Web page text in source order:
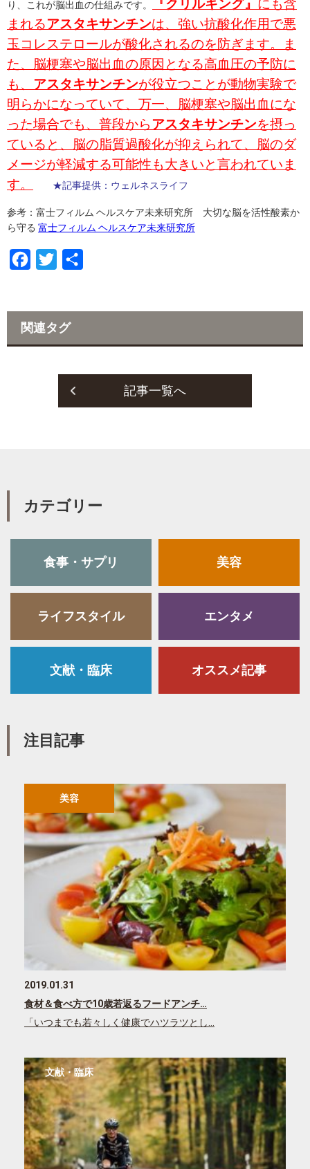
り、これが脳出血の仕組みです。 『クリルキング』 にも含
まれるアスタキサンチンは、強い抗酸化作用で悪
玉コレステロールが酸化されるのを防ぎます。ま
た、脳梗塞や脳出血の原因となる高血圧の予防に
も、 アスタキサンチンが役立つことが動物実験で
明らかになっていて、万一、脳梗塞や脳出血にな
った場合でも、普段からアスタキサンチンを摂っ
ていると、脳の脂質過酸化が抑えられて、脳のダ
メージが軽減する可能性も大きいと言われていま
す。
★記事提供：ウェルネスライフ
参考：富士フィルム ヘルスケア未来研究所 大切な脳を活性酸素か
ら守る 富士フィルム ヘルスケア未来研究所
e
b
t
関連タグ
記事一覧へ
カテゴリー
食事・サプリ 美容
ライフスタイル エンタメ
文献・臨床 オススメ記事
注目記事
美容
2019.01.31
食材＆食べ方で10歳若返るフードアンチ…
「いつまでも若々しく健康でハツラツとし…
文献・臨床